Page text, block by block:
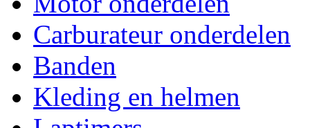
Carburateur onderdelen
Banden
Kleding en helmen